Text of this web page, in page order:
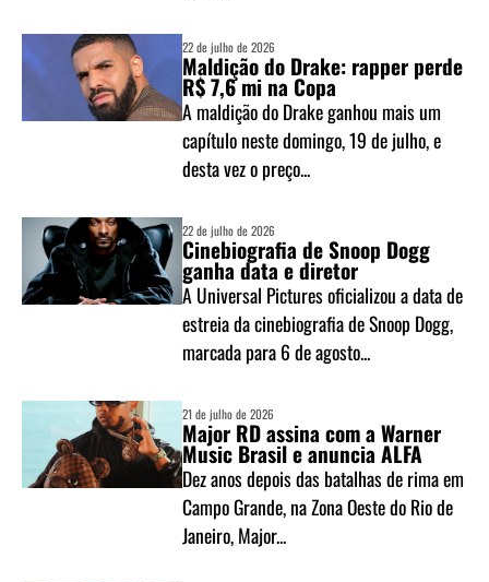
22 de julho de 2026
Maldição do Drake: rapper perde
R$ 7,6 mi na Copa
A maldição do Drake ganhou mais um
capítulo neste domingo, 19 de julho, e
desta vez o preço...
22 de julho de 2026
Cinebiografia de Snoop Dogg
ganha data e diretor
A Universal Pictures oficializou a data de
estreia da cinebiografia de Snoop Dogg,
marcada para 6 de agosto...
21 de julho de 2026
Major RD assina com a Warner
Music Brasil e anuncia ALFA
Dez anos depois das batalhas de rima em
Campo Grande, na Zona Oeste do Rio de
Janeiro, Major...